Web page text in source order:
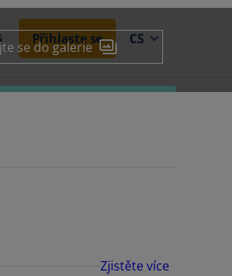
Přihlaste se CS
se do galerie
Zjistěte více